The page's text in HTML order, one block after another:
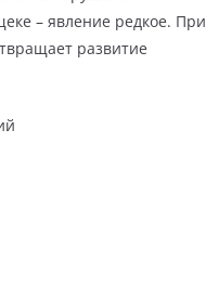
– явление редкое. При
развитие